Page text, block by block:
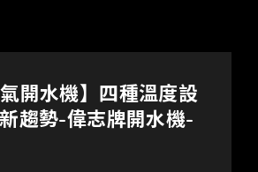
開水機】四種溫度設
趨勢-偉志牌開水機-